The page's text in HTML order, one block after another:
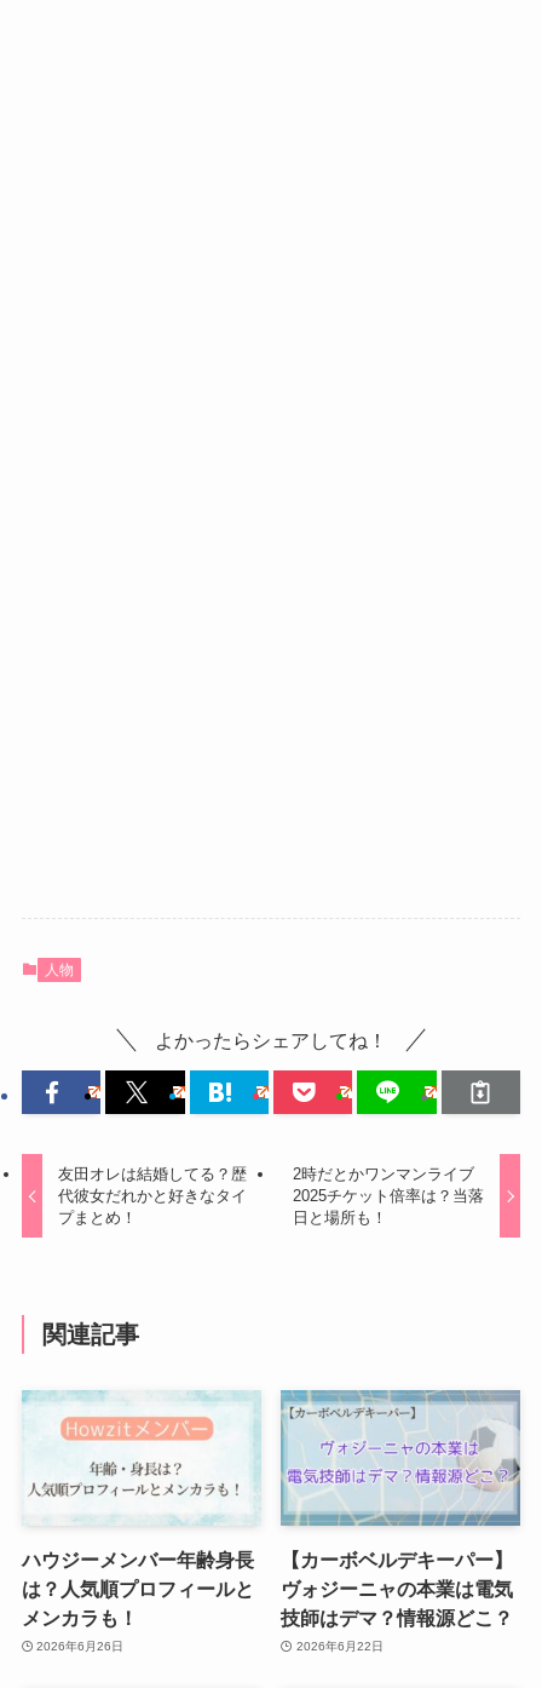
人物
よかったらシェアしてね！
友田オレは結婚してる？歴
代彼女だれかと好きなタイ
プまとめ！
2時だとかワンマンライブ
2025チケット倍率は？当落
日と場所も！
関連記事
ハウジーメンバー年齢身長
は？人気順プロフィールと
メンカラも！
2026年6月26日
【カーボベルデキーパー】
ヴォジーニャの本業は電気
技師はデマ？情報源どこ？
2026年6月22日